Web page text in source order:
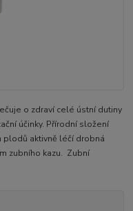
o zdraví celé ústní dutiny
účinky. Přírodní složení
plodů aktivně léčí drobná
zubního kazu. Zubní